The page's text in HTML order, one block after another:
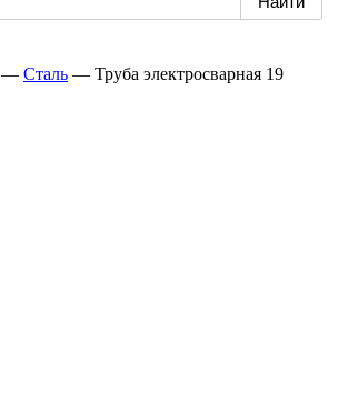
— Сталь — Труба электросварная 19